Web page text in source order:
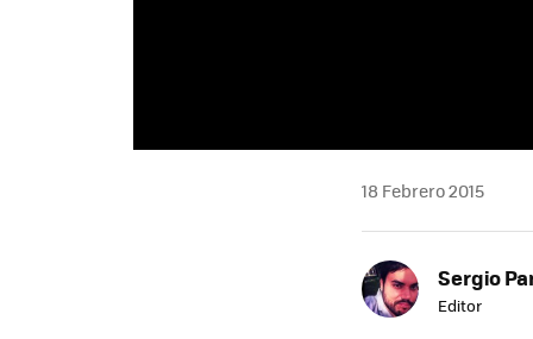
18 Febrero 2015
Sergio
Editor